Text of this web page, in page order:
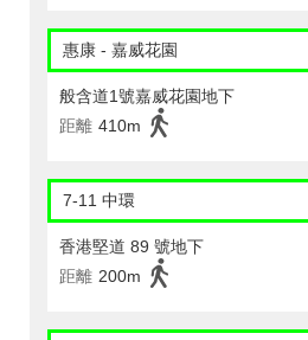
惠康 - 嘉威花園
般含道1號嘉威花園地下
距離 410m
7-11 中環
香港堅道 89 號地下
距離 200m